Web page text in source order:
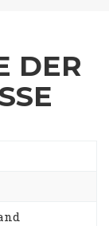
DER